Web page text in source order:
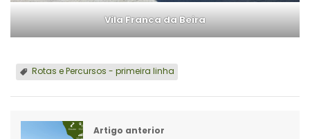
Vila Franca da Beira
Rotas e Percursos - primeira linha
Artigo anterior